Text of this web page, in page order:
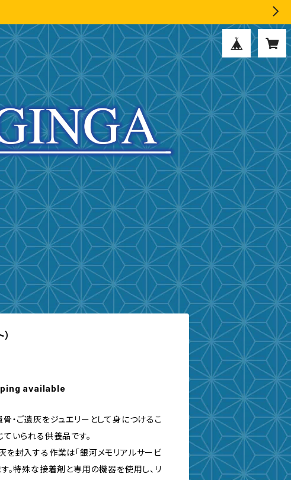
available
・ご遺灰をジュエリーとして身につけるこ
いられる供養品です。
を封入する作業は「銀河メモリアルサービ
。特殊な接着剤と専用の機器を使用し、リ